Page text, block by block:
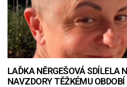
LAĎKA NĚRGEŠOVÁ SDÍLELA
NAVZDORY TĚŽKÉMU